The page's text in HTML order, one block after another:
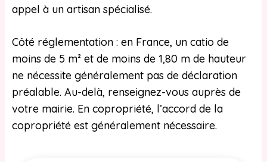
appel à un artisan spécialisé.
Côté réglementation : en France, un catio de
moins de 5 m² et de moins de 1,80 m de hauteur
ne nécessite généralement pas de déclaration
préalable. Au-delà, renseignez-vous auprès de
votre mairie. En copropriété, l’accord de la
copropriété est généralement nécessaire.